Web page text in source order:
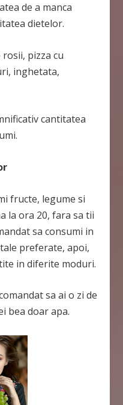
de a manca
dietelor.
pizza cu
inghetata,
cantitatea
fructe, legume si
la ora 20, fara sa tii
sa consumi in
preferate, apoi,
in diferite moduri.
sa ai o zi de
bea doar apa.